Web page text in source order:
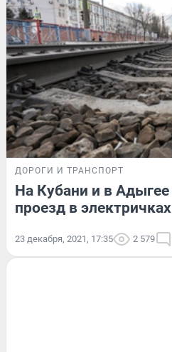
ДОРОГИ И ТРАНСПОРТ
На Кубани и в
проезд в электричках
23 декабря, 2021, 17:35 2 579